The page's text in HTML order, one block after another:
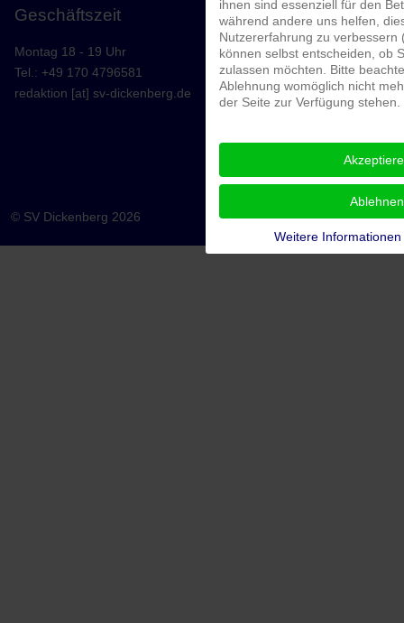
Geschäftszeit
Montag 18 - 19 Uhr
Tel.: +49 170 4796581
redaktion [at] sv-dickenberg.de
© SV Dickenberg 2026
ihnen sind essenziell für den
während andere uns helfen,
Nutzererfahrung zu verbessern
können selbst entscheiden, ob
zulassen möchten. Bitte
Ablehnung womöglich nicht
der Seite zur Verfügung stehen.
Ablehnen
Weitere Informationen